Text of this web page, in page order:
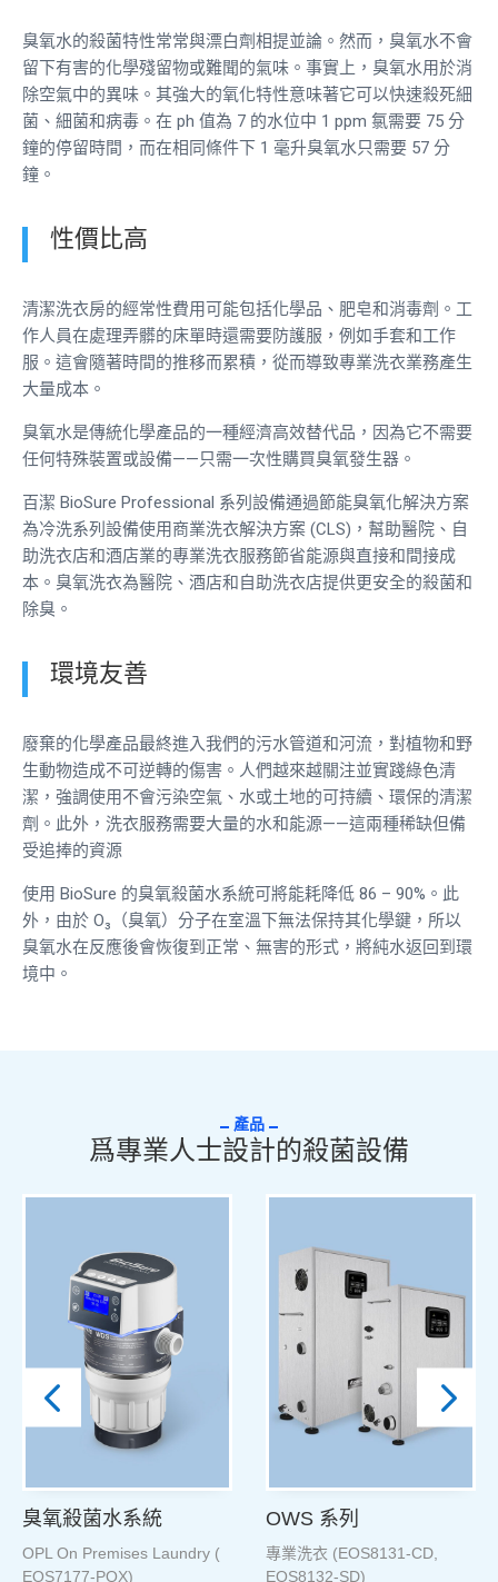
臭氧水的殺菌特性常常與漂白劑相提並論。然而，臭氧水不會
留下有害的化學殘留物或難聞的氣味。事實上，臭氧水用於消
除空氣中的異味。其強大的氧化特性意味著它可以快速殺死細
菌、細菌和病毒。在 ph 值為 7 的水位中 1 ppm 氯需要 75 分
鐘的停留時間，而在相同條件下 1 毫升臭氧水只需要 57 分
鐘。
性價比高
清潔洗衣房的經常性費用可能包括化學品、肥皂和消毒劑。工
作人員在處理弄髒的床單時還需要防護服，例如手套和工作
服。這會隨著時間的推移而累積，從而導致專業洗衣業務產生
大量成本。
臭氧水是傳統化學產品的一種經濟高效替代品，因為它不需要
任何特殊裝置或設備——只需一次性購買臭氧發生器。
百潔 BioSure Professional 系列設備通過節能臭氧化解決方案
為冷洗系列設備使用商業洗衣解決方案 (CLS)，幫助醫院、自
助洗衣店和酒店業的專業洗衣服務節省能源與直接和間接成
本。臭氧洗衣為醫院、酒店和自助洗衣店提供更安全的殺菌和
除臭。
環境友善
廢棄的化學產品最終進入我們的污水管道和河流，對植物和野
生動物造成不可逆轉的傷害。人們越來越關注並實踐綠色清
潔，強調使用不會污染空氣、水或土地的可持續、環保的清潔
劑。此外，洗衣服務需要大量的水和能源——這兩種稀缺但備
受追捧的資源
使用 BioSure 的臭氧殺菌水系統可將能耗降低 86 – 90%。此
外，由於 O₃（臭氧）分子在室溫下無法保持其化學鍵，所以
臭氧水在反應後會恢復到正常、無害的形式，將純水返回到環
境中。
產品
爲專業人士設計的殺菌設備
臭氧殺菌水系統
OPL On Premises Laundry (
EOS7177-PQX)
OWS 系列
專業洗衣 (EOS8131-CD,
EOS8132-SD)